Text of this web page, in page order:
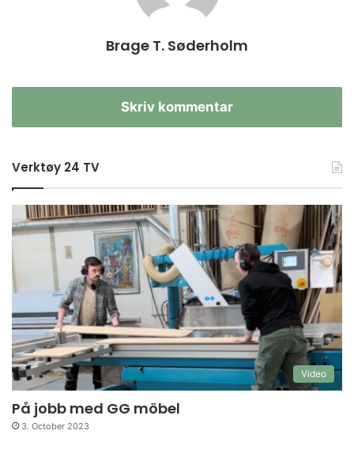
Brage T. Søderholm
Skriv kommentar
Verktøy 24 TV
Video
På jobb med GG möbel
3. October 2023